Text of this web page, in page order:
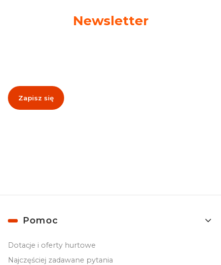
Newsletter
Zapisz się
Linki w stopce
Pomoc
Dotacje i oferty hurtowe
Najczęściej zadawane pytania